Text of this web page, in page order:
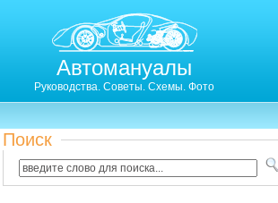
Автомануалы
Руководства. Советы. Схемы. Фото
Поиск